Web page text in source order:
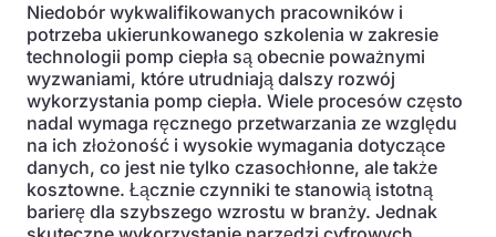
Niedobór wykwalifikowanych pracowników i
potrzeba ukierunkowanego szkolenia w zakresie
technologii pomp ciepła są obecnie poważnymi
wyzwaniami, które utrudniają dalszy rozwój
wykorzystania pomp ciepła. Wiele procesów często
nadal wymaga ręcznego przetwarzania ze względu
na ich złożoność i wysokie wymagania dotyczące
danych, co jest nie tylko czasochłonne, ale także
kosztowne. Łącznie czynniki te stanowią istotną
barierę dla szybszego wzrostu w branży. Jednak